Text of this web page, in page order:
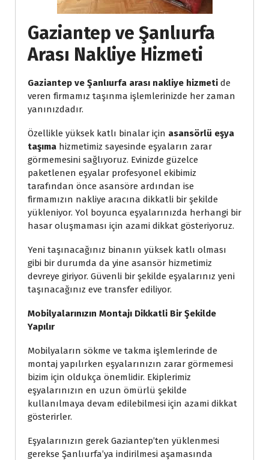
Gaziantep ve Şanlıurfa
Arası Nakliye Hizmeti
Gaziantep ve Şanlıurfa arası nakliye hizmeti de
veren firmamız taşınma işlemlerinizde her zaman
yanınızdadır.
Özellikle yüksek katlı binalar için asansörlü eşya
taşıma hizmetimiz sayesinde eşyaların zarar
görmemesini sağlıyoruz. Evinizde güzelce
paketlenen eşyalar profesyonel ekibimiz
tarafından önce asansöre ardından ise
firmamızın nakliye aracına dikkatli bir şekilde
yükleniyor. Yol boyunca eşyalarınızda herhangi bir
hasar oluşmaması için azami dikkat gösteriyoruz.
Yeni taşınacağınız binanın yüksek katlı olması
gibi bir durumda da yine asansör hizmetimiz
devreye giriyor. Güvenli bir şekilde eşyalarınız yeni
taşınacağınız eve transfer ediliyor.
Mobilyalarınızın Montajı Dikkatli Bir Şekilde
Yapılır
Mobilyaların sökme ve takma işlemlerinde de
montaj yapılırken eşyalarınızın zarar görmemesi
bizim için oldukça önemlidir. Ekiplerimiz
eşyalarınızın en uzun ömürlü şekilde
kullanılmaya devam edilebilmesi için azami dikkat
gösterirler.
Eşyalarınızın gerek Gaziantep’ten yüklenmesi
gerekse Şanlıurfa’ya indirilmesi aşamasında